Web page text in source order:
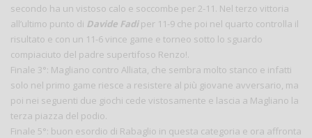
secondo ha un vistoso calo e soccombe per 2-11. Nel terzo vittoria
all’ultimo punto di Davide Fadiper 11-9 che poi nel quarto controlla il
risultato e con un 11-6 vince game e torneo sotto lo sguardo
compiaciuto del padre supertifoso Renzo!.
Finale 3°: Magliano contro Alliata, che sembra molto stanco e infatti
solo nel primo game riesce a resistere al più giovane avversario, ma
poi nei seguenti due giochi cede vistosamente e lascia a Magliano la
terza piazza del podio.
Finale 5°: buon esordio di Rabaglio in questa categoria e ora affronta